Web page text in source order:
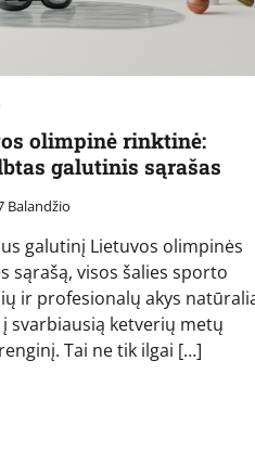
olimpinė rinktinė:
galutinis sąrašas
Balandžio
galutinį Lietuvos olimpinės
sąrašą, visos šalies sporto
ir profesionalų akys
svarbiausią ketverių metų
Tai ne tik ilgai […]